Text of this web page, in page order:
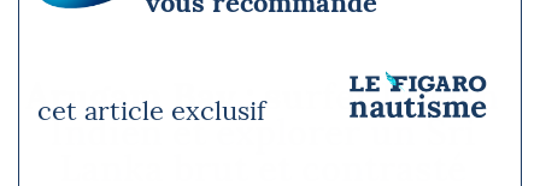
Arugam Bay : surfer l’océan
Indien et explorer un Sri
cet article exclusif